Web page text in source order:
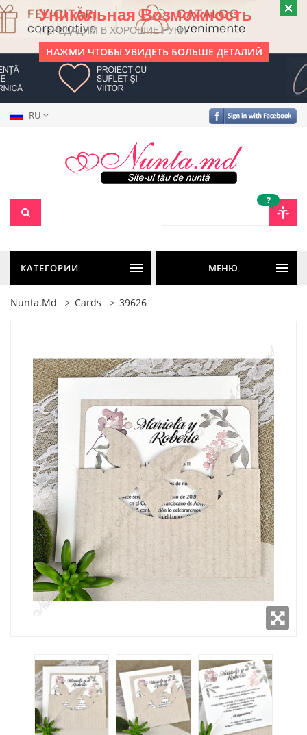
Уникальная Возможность
ПЕРЕДАДИМ В ХОРОШИЕ РУКИ
НАЖМИ ЧТОБЫ УВИДЕТЬ БОЛЬШЕ ДЕТАЛИЙ
RU
?
КАТЕГОРИИ МЕНЮ
Nunta.md Cards 39626